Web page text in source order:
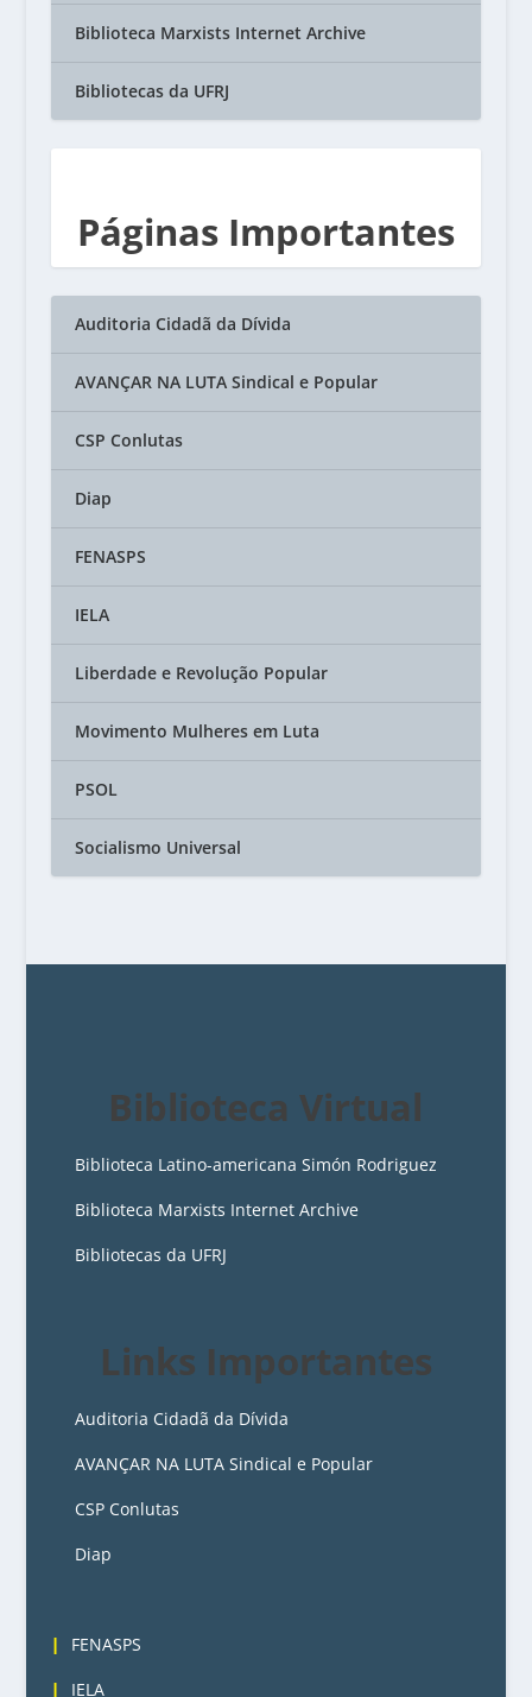
Biblioteca Marxists Internet Archive
Bibliotecas da UFRJ
Páginas Importantes
Auditoria Cidadã da Dívida
AVANÇAR NA LUTA Sindical e Popular
CSP Conlutas
Diap
FENASPS
IELA
Liberdade e Revolução Popular
Movimento Mulheres em Luta
PSOL
Socialismo Universal
Biblioteca Virtual
Biblioteca Latino-americana Simón Rodriguez
Biblioteca Marxists Internet Archive
Bibliotecas da UFRJ
Links Importantes
Auditoria Cidadã da Dívida
AVANÇAR NA LUTA Sindical e Popular
CSP Conlutas
Diap
FENASPS
IELA